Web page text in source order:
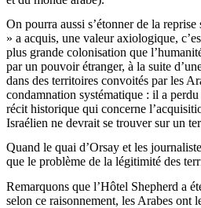
On pourra aussi s’étonner de la
» a acquis, une valeur axiologique,
plus grande colonisation que
par un pouvoir étranger, à la suite
dans des territoires convoités par les
condamnation systématique : il a
récit historique qui concerne
Israélien ne devrait se trouver sur un
Quand le quai d’Orsay et les
que le problème de la légitimité des
Remarquons que l’Hôtel Shepherd a
selon ce raisonnement, les Arabes